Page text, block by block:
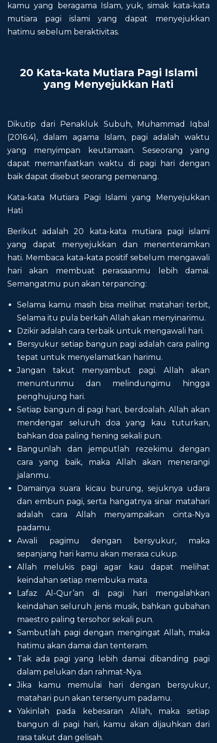
kamu yang beragama Islam, yuk, simak kata-kata
mutiara pagi islami yang dapat menyejukkan
hatimu sebelum beraktivitas.
20 Kata-kata Mutiara Pagi Islami
yang Menyejukkan Hati
Dikutip dari Penakluk Subuh, Muhammad Iqbal
(2016:4), dalam agama Islam, pagi adalah waktu
yang menyimpan keutamaan. Seseorang yang
dapat memanfaatkan waktu di pagi hari dengan
baik dapat disebut seorang pemenang.
Kata-kata Mutiara Pagi Islami yang Menyejukkan
Hati
Berikut adalah 20 kata-kata mutiara pagi islami
yang dapat menyejukkan dan menenteramkan
hati. Membaca kata-kata positif sebelum mengawali
hari akan membuat perasaanmu lebih damai.
Semangatmu pun akan terpancing:
Selama kamu masih bisa melihat matahari terbit,
Selama itu pula berkah Allah akan menyinarimu.
Dzikir adalah cara terbaik untuk mengawali hari.
Bersyukur setiap bangun pagi adalah cara paling
tepat untuk menyelamatkan harimu.
Jangan takut menyambut pagi. Allah akan
menuntunmu dan melindungimu hingga
penghujung hari.
Setiap bangun di pagi hari, berdoalah. Allah akan
mendengar seluruh doa yang kau tuturkan,
bahkan doa paling hening sekali pun.
Bangunlah dan jemputlah rezekimu dengan
cara yang baik, maka Allah akan menerangi
jalanmu.
Damainya suara kicau burung, sejuknya udara
dan embun pagi, serta hangatnya sinar matahari
adalah cara Allah menyampaikan cinta-Nya
padamu.
Awali pagimu dengan bersyukur, maka
sepanjang hari kamu akan merasa cukup.
Allah melukis pagi agar kau dapat melihat
keindahan setiap membuka mata.
Lafaz Al-Qur’an di pagi hari mengalahkan
keindahan seluruh jenis musik, bahkan gubahan
maestro paling tersohor sekali pun.
Sambutlah pagi dengan mengingat Allah, maka
hatimu akan damai dan tenteram.
Tak ada pagi yang lebih damai dibanding pagi
dalam pelukan dan rahmat-Nya.
Jika kamu memulai hari dengan bersyukur,
matahari pun akan tersenyum padamu.
Yakinlah pada kebesaran Allah, maka setiap
bangun di pagi hari, kamu akan dijauhkan dari
rasa takut dan gelisah.